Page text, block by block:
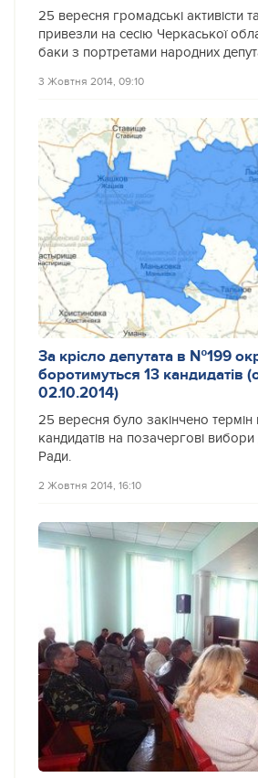
25 вересня громадські активісти
привезли на сесію Черкаської
баки з портретами народних
3 Жовтня 2014, 09:10
За крісло депутата в №199
боротимуться 13 кандидатів
02.10.2014)
25 вересня було закінчено термін
кандидатів на позачергові
Ради.
2 Жовтня 2014, 16:10